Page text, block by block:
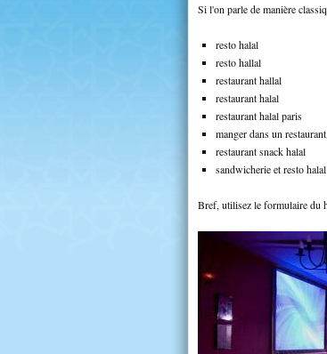
Si l'on parle de manière
resto halal
resto hallal
restaurant hallal
restaurant halal
restaurant halal paris
manger dans un
restaurant snack halal
sandwicherie et resto halal
Bref, utilisez le formulaire du